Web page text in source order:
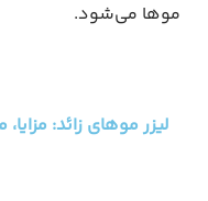
موها می‌شود.
لیزر موهای زائد: